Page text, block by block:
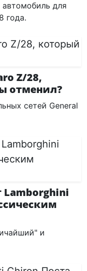
для
года.
Z/28,
отменил?
сетей General
Lamborghini
и